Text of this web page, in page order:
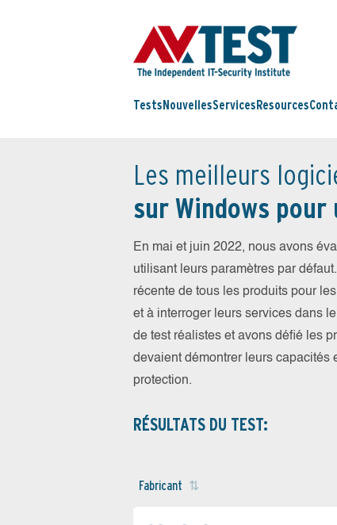
Tests NouvellesServices Resources
Les meilleurs
sur Windows
En mai et juin 2022, nous avons
utilisant leurs paramètres par
récente de tous les produits pour
et à interroger leurs services dans
de test réalistes et avons défié les
devaient démontrer leurs capacités
protection.
RÉSULTATS DU TEST:
Fabricant